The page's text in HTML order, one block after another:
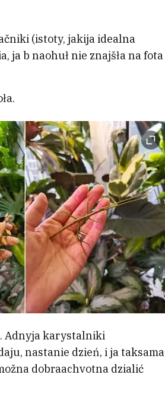
(istoty, jakija idealna
ja b naohuł nie znajšła na fota
Adnyja karystalniki
nastanie dzień, i ja taksama
dobraachvotna dzialić